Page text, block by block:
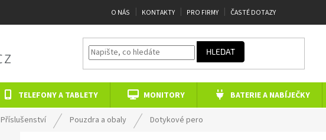
O NÁS KONTAKTY PRO FIRMY ČASTÉ DOTAZY
HLEDAT
TELEFONY A TABLETY MONITORY BATERIE A NABÍJEČKY
Příslušenství Pouzdra a obaly Dotykové pero